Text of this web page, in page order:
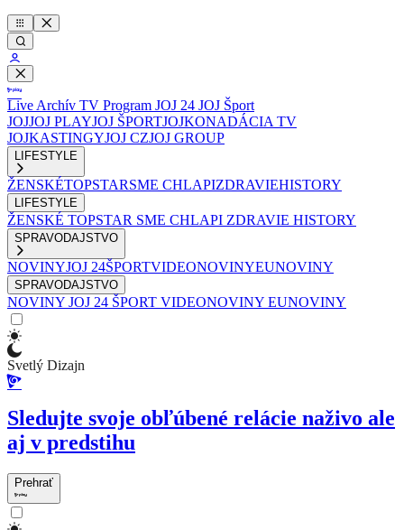
Live Archív TV Program JOJ 24 JOJ Šport
JOJJOJ PLAYJOJ ŠPORTJOJKONADÁCIA TV
JOJKASTINGYJOJ CZJOJ GROUP
LIFESTYLE
ŽENSKÉTOPSTARSME CHLAPIZDRAVIEHISTORY
LIFESTYLE
ŽENSKÉ TOPSTAR SME CHLAPI ZDRAVIE HISTORY
SPRAVODAJSTVO
NOVINYJOJ 24ŠPORTVIDEONOVINYEUNOVINY
SPRAVODAJSTVO
NOVINY JOJ 24 ŠPORT VIDEONOVINY EUNOVINY
Svetlý Dizajn
Sledujte svoje obľúbené relácie naživo ale
aj v predstihu
Prehrať